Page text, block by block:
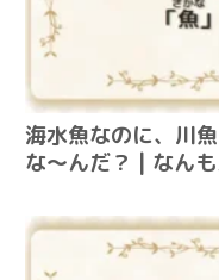
海水魚なのに、川
な～んだ？ | なん